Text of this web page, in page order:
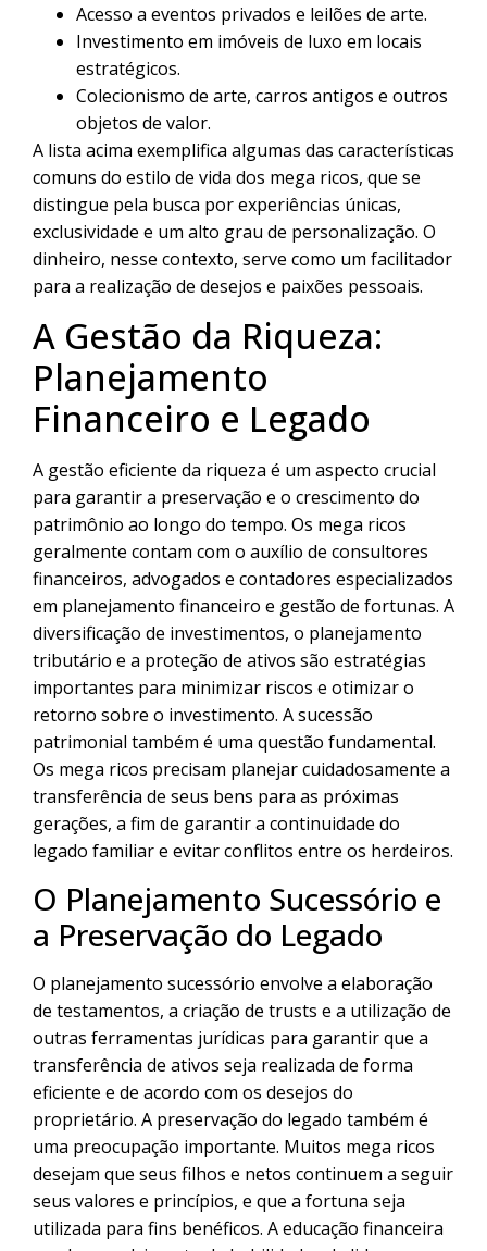
Acesso a eventos privados e leilões de arte.
Investimento em imóveis de luxo em locais
estratégicos.
Colecionismo de arte, carros antigos e outros
objetos de valor.
A lista acima exemplifica algumas das características
comuns do estilo de vida dos mega ricos, que se
distingue pela busca por experiências únicas,
exclusividade e um alto grau de personalização. O
dinheiro, nesse contexto, serve como um facilitador
para a realização de desejos e paixões pessoais.
A Gestão da Riqueza:
Planejamento
Financeiro e Legado
A gestão eficiente da riqueza é um aspecto crucial
para garantir a preservação e o crescimento do
patrimônio ao longo do tempo. Os mega ricos
geralmente contam com o auxílio de consultores
financeiros, advogados e contadores especializados
em planejamento financeiro e gestão de fortunas. A
diversificação de investimentos, o planejamento
tributário e a proteção de ativos são estratégias
importantes para minimizar riscos e otimizar o
retorno sobre o investimento. A sucessão
patrimonial também é uma questão fundamental.
Os mega ricos precisam planejar cuidadosamente a
transferência de seus bens para as próximas
gerações, a fim de garantir a continuidade do
legado familiar e evitar conflitos entre os herdeiros.
O Planejamento Sucessório e
a Preservação do Legado
O planejamento sucessório envolve a elaboração
de testamentos, a criação de trusts e a utilização de
outras ferramentas jurídicas para garantir que a
transferência de ativos seja realizada de forma
eficiente e de acordo com os desejos do
proprietário. A preservação do legado também é
uma preocupação importante. Muitos mega ricos
desejam que seus filhos e netos continuem a seguir
seus valores e princípios, e que a fortuna seja
utilizada para fins benéficos. A educação financeira